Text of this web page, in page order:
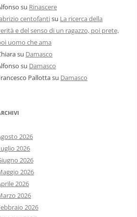
su Rinascere
centofantisu La ricerca della
e del senso di un ragazzo, poi prete,
uomo che ama
su Damasco
su Damasco
Pallottasu Damasco
2026
2026
2026
2026
2026
2026
2026